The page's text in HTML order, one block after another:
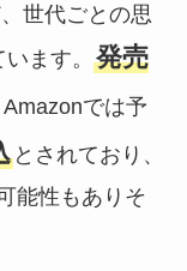
世代ごとの思
ます。 発売
では予
とされており、
能性もありそ